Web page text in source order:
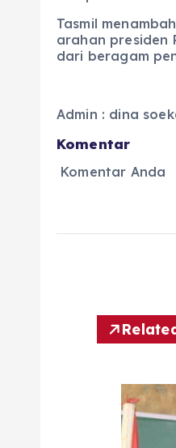
Tasmil
arahan presiden
dari beragam
Admin : dina
Komentar
Komentar Anda